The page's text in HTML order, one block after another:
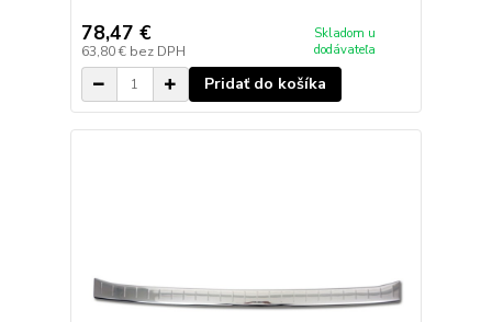
78,47 €
63,80 € bez DPH
Skladom u
dodávateľa
Pridať do košíka